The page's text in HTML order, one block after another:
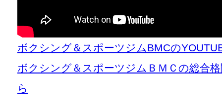
ボクシング＆スポーツジムBMCの
ボクシング＆スポーツジムＢＭＣの総合
ら